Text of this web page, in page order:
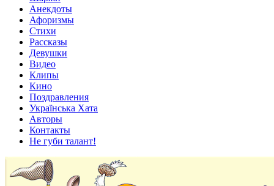
Анекдоты
Афоризмы
Стихи
Рассказы
Девушки
Видео
Клипы
Кино
Поздравления
Українська Хата
Авторы
Контакты
Не губи талант!